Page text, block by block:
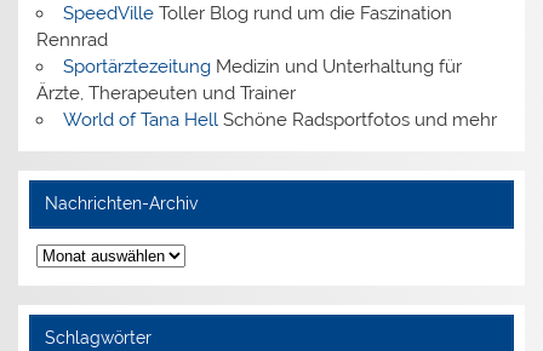
SpeedVilleToller Blog rund um die Faszination
Rennrad
SportärztezeitungMedizin und Unterhaltung für
Ärzte, Therapeuten und Trainer
World of Tana HellSchöne Radsportfotos und mehr
Nachrichten-Archiv
Nachrichten-
Archiv
Schlagwörter